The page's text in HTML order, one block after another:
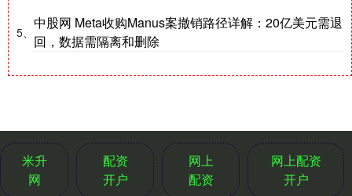
5、
中股网 Meta收购Manus案撤销路径详解：20亿美元需退
回，数据需隔离和删除
米升
网
配资
开户
网上
配资
网上配资
开户